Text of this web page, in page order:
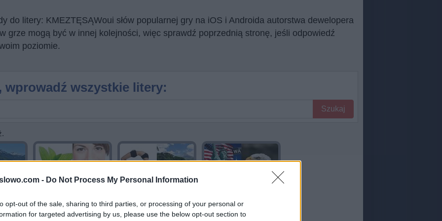
- Do Not Process My Personal Information
opt-out of the sale, sharing to third parties, or processing of your personal or
for targeted advertising by us, please use the below opt-out section to
do litery: KMEZTĘSĄWoui słów popularnej gry na iOS i Androida autorstwa dewelopera
grze mogą być w innej kolejności, więc sprawdź poprzednią stronę, jeśli odpowiedź
poziomie.
wprowadź wszystkie litery:
Szukaj